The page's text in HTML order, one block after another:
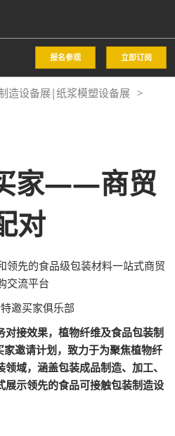
报名参观 立即订阅
造设备展|纸浆模塑设备展
家——商贸
对
领先的食品级包装材料一站式商贸
交流平台
邀买家俱乐部
接效果，植物纤维及食品包装制
邀请计划，致力于为聚焦植物纤
域，涵盖包装成品制造、加工、
展示领先的食品可接触包装制造设